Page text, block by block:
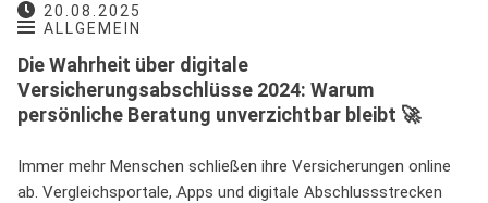
20.08.2025
ALLGEMEIN
Die Wahrheit über digitale
Versicherungsabschlüsse 2024: Warum
persönliche Beratung unverzichtbar bleibt 🚀
Immer mehr Menschen schließen ihre Versicherungen online
ab. Vergleichsportale, Apps und digitale Abschlussstrecken